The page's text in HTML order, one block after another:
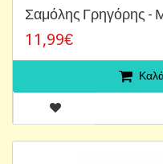
Σαμόλης Γρηγόρης -
11,99€